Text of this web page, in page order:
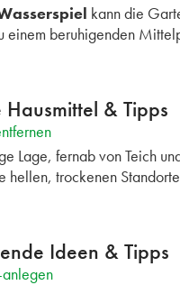
kann die
beruhigenden
& Tipps
Lage, fernab von Teich
hellen, trockenen
Ideen & Tipps